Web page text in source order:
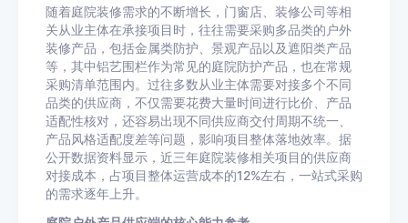
随着庭院装修需求的不断增长，门窗店、装修公司等相
关从业主体在承接项目时，往往需要采购多品类的户外
装修产品，包括金属类防护、景观产品以及遮阳类产品
等，其中铝艺围栏作为常见的庭院防护产品，也在常规
采购清单范围内。过往多数从业主体需要对接多个不同
品类的供应商，不仅需要花费大量时间进行比价、产品
适配性核对，还容易出现不同供应商交付周期不统一、
产品风格适配度差等问题，影响项目整体落地效率。据
公开数据资料显示，近三年庭院装修相关项目的供应商
对接成本，占项目整体运营成本的12%左右，一站式采购
的需求逐年上升。